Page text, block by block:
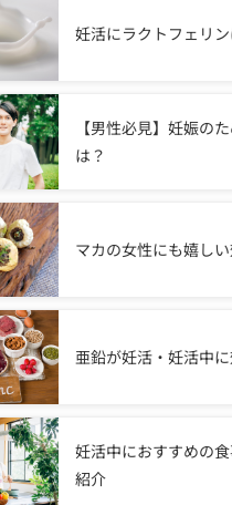
妊活にラクトフェリ
【男性必見】妊娠の
は？
マカの女性にも嬉し
亜鉛が妊活・妊活中
妊活中におすすめの
紹介